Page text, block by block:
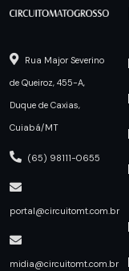
Rua Major Severino
de Queiroz, 455-A,
Duque de Caxias,
Cuiabá/MT
(65) 98111-0655
portal@circuitomt.com.br
midia@circuitomt.com.br